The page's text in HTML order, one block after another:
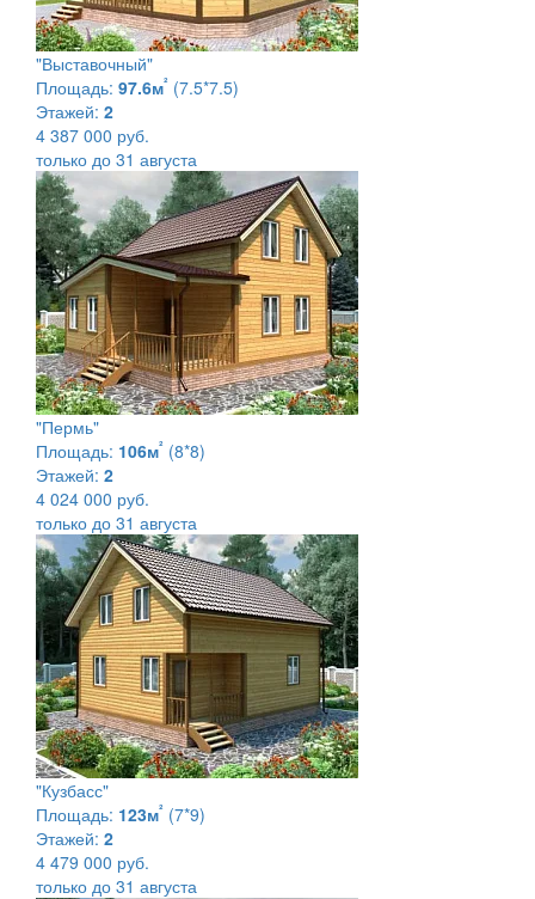
"Выставочный"
Площадь: 97.6м² (7.5*7.5)
Этажей: 2
4 387 000 руб.
только до 31 августа
"Пермь"
Площадь: 106м² (8*8)
Этажей: 2
4 024 000 руб.
только до 31 августа
"Кузбасс"
Площадь: 123м² (7*9)
Этажей: 2
4 479 000 руб.
только до 31 августа